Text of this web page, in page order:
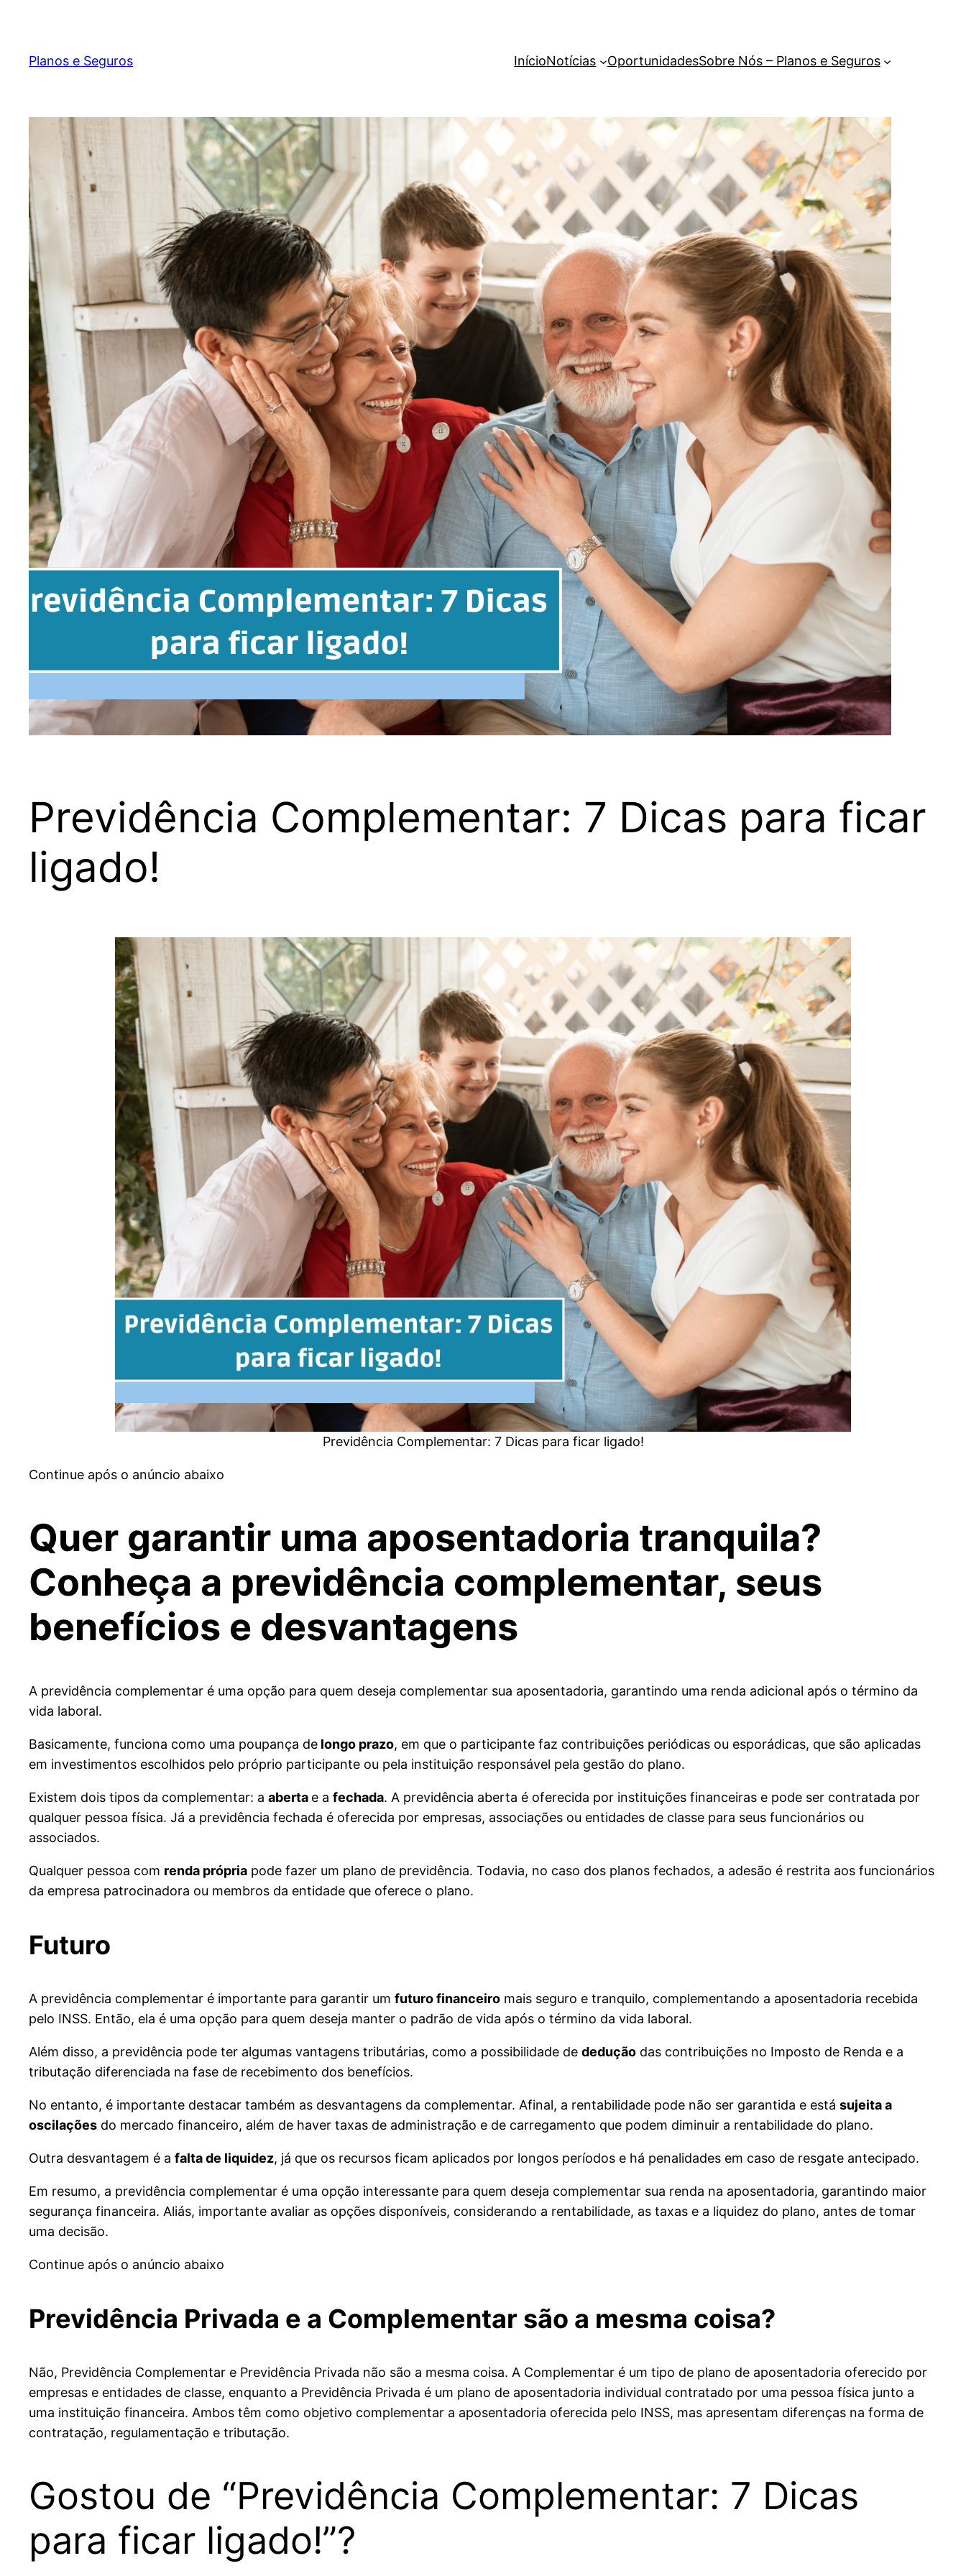
Planos e Seguros InícioNotícias OportunidadesSobre Nós – Planos e Seguros
Previdência Complementar: 7 Dicas para ficar
ligado!
Previdência Complementar: 7 Dicas para ficar ligado!
Continue após o anúncio abaixo
Quer garantir uma aposentadoria tranquila?
Conheça a previdência complementar, seus
benefícios e desvantagens
A previdência complementar é uma opção para quem deseja complementar sua aposentadoria, garantindo uma renda adicional após o término da
vida laboral.
Basicamente, funciona como uma poupança de longo prazo, em que o participante faz contribuições periódicas ou esporádicas, que são aplicadas
em investimentos escolhidos pelo próprio participante ou pela instituição responsável pela gestão do plano.
Existem dois tipos da complementar: a aberta e a fechada. A previdência aberta é oferecida por instituições financeiras e pode ser contratada por
qualquer pessoa física. Já a previdência fechada é oferecida por empresas, associações ou entidades de classe para seus funcionários ou
associados.
Qualquer pessoa com renda própria pode fazer um plano de previdência. Todavia, no caso dos planos fechados, a adesão é restrita aos funcionários
da empresa patrocinadora ou membros da entidade que oferece o plano.
Futuro
A previdência complementar é importante para garantir um futuro financeiro mais seguro e tranquilo, complementando a aposentadoria recebida
pelo INSS. Então, ela é uma opção para quem deseja manter o padrão de vida após o término da vida laboral.
Além disso, a previdência pode ter algumas vantagens tributárias, como a possibilidade de dedução das contribuições no Imposto de Renda e a
tributação diferenciada na fase de recebimento dos benefícios.
No entanto, é importante destacar também as desvantagens da complementar. Afinal, a rentabilidade pode não ser garantida e está sujeita a
oscilações do mercado financeiro, além de haver taxas de administração e de carregamento que podem diminuir a rentabilidade do plano.
Outra desvantagem é a falta de liquidez, já que os recursos ficam aplicados por longos períodos e há penalidades em caso de resgate antecipado.
Em resumo, a previdência complementar é uma opção interessante para quem deseja complementar sua renda na aposentadoria, garantindo maior
segurança financeira. Aliás, importante avaliar as opções disponíveis, considerando a rentabilidade, as taxas e a liquidez do plano, antes de tomar
uma decisão.
Continue após o anúncio abaixo
Previdência Privada e a Complementar são a mesma coisa?
Não, Previdência Complementar e Previdência Privada não são a mesma coisa. A Complementar é um tipo de plano de aposentadoria oferecido por
empresas e entidades de classe, enquanto a Previdência Privada é um plano de aposentadoria individual contratado por uma pessoa física junto a
uma instituição financeira. Ambos têm como objetivo complementar a aposentadoria oferecida pelo INSS, mas apresentam diferenças na forma de
contratação, regulamentação e tributação.
Gostou de “Previdência Complementar: 7 Dicas
para ficar ligado!”?